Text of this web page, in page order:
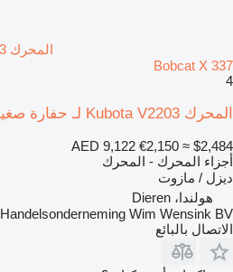
Bobcat X 337
4
المحرك Kubota V2203 لـ حفارة صغيرة Bobcat X 337
AED 9,122 €2,150 ≈ $2,484
أجزاء المحرك - المحرك
ديزل / مازوت
هولندا، Dieren
Handelsonderneming Wim Wensink BV
الاتصال بالبائع